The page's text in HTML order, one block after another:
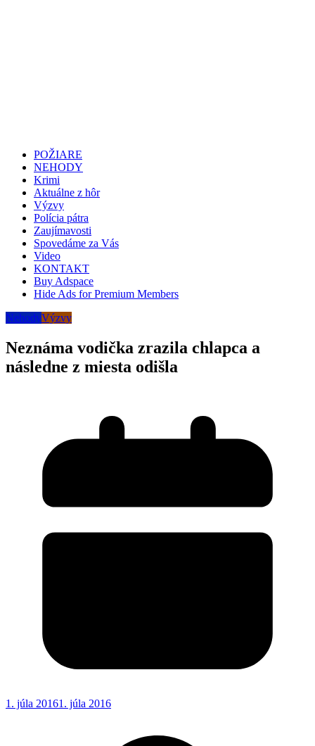
POŽIARE
NEHODY
Krimi
Aktuálne z hôr
Výzvy
Polícia pátra
Zaujímavosti
Spovedáme za Vás
Video
KONTAKT
Buy Adspace
Hide Ads for Premium Members
NehodyVýzvy
Neznáma vodička zrazila chlapca a
následne z miesta odišla
1. júla 20161. júla 2016